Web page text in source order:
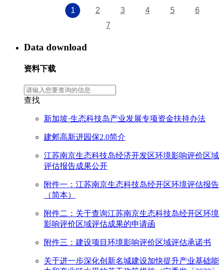
1 2 3 4 5
6
7
Data download
资料下载
查找
新加坡·生态科技岛产业发展专项资金扶持办法
建邺高新进园保2.0简介
江苏南京生态科技岛经济开发区环境影响评价区域
评估报告成果公开
附件一：江苏南京生态科技岛经开区环境评估报告
（简本）
附件二：关于查询江苏南京生态科技岛经开区环境
影响评价区域评估成果的申请函
附件三：建设项目环境影响评价区域评估承诺书
关于进一步深化创新名城建设加快提升产业基础能